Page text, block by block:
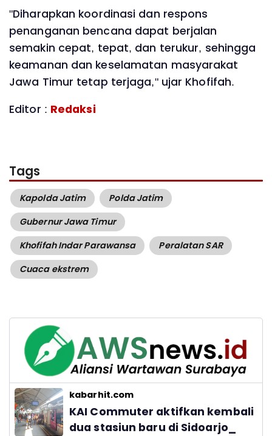
"Diharapkan koordinasi dan respons
penanganan bencana dapat berjalan
semakin cepat, tepat, dan terukur, sehingga
keamanan dan keselamatan masyarakat
Jawa Timur tetap terjaga," ujar Khofifah.
Editor : Redaksi
Tags
Kapolda Jatim
Polda Jatim
Gubernur Jawa Timur
Khofifah Indar Parawansa
Peralatan SAR
Cuaca ekstrem
kabarhit.com
KAI Commuter aktifkan kembali
dua stasiun baru di Sidoarjo_